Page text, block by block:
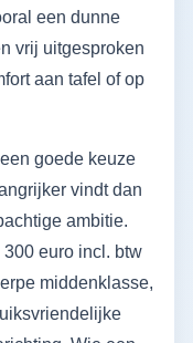
een dunne
vrij uitgesproken
aan tafel of op
goede keuze
vindt dan
ambitie.
euro incl. btw
middenklasse,